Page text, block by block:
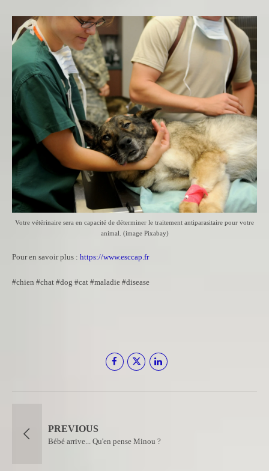
Votre vétérinaire sera en capacité de déterminer le traitement antiparasitaire pour votre
animal. (image Pixabay)
Pour en savoir plus : https://www.esccap.fr
#chien #chat #dog #cat #maladie #disease
PREVIOUS
Bébé arrive... Qu'en pense Minou ?